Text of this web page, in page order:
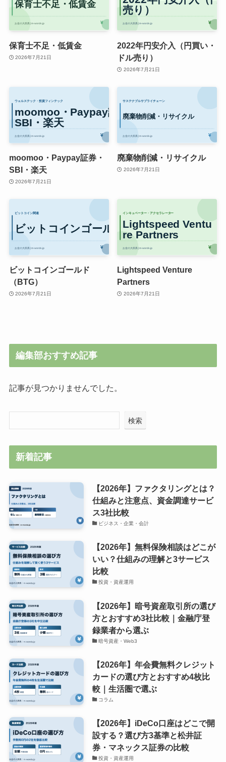
保育士不足・低賃金
2026年7月21日
2022年円安介入（円買い・
ドル売り）
2026年7月21日
moomoo・Paypay証券・
SBI・楽天
2026年7月21日
廃棄物削減・リサイクル
2026年7月21日
ビットコインゴールド
（BTG）
2026年7月21日
Lightspeed Venture
Partners
2026年7月21日
編集部おすすめ記事
記事が見つかりませんでした。
検索
新着記事
【2026年】ファクタリングとは？
仕組みと注意点、資金調達サービ
ス3社比較
ビジネス・企業・会計
【2026年】無料保険相談はどこが
いい？仕組みの理解と3サービス
比較
投資・資産運用
【2026年】暗号資産取引所の選び
方とおすすめ3社比較｜金融庁登
録業者から選ぶ
暗号資産・Web3
【2026年】年会費無料クレジット
カードの選び方とおすすめ4枚比
較｜生活圏で選ぶ
コラム
【2026年】iDeCo口座はどこで開
設する？選び方3基準と松井証
券・マネックス証券の比較
投資・資産運用